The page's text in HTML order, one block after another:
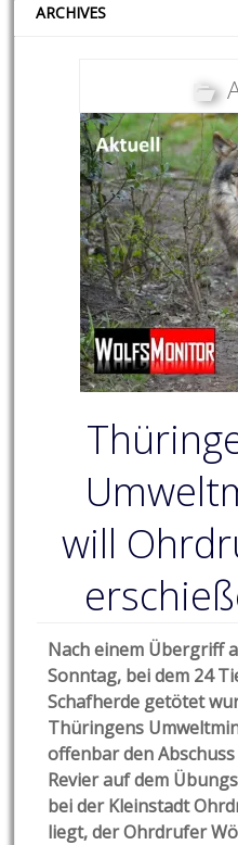
ARCHIVES
will
Nach einem Übergriff
Sonntag, bei dem 24
Schafherde getötet
Thüringens
offenbar den
Revier auf dem
bei der Kleinstadt
liegt, der Ohrdrufer